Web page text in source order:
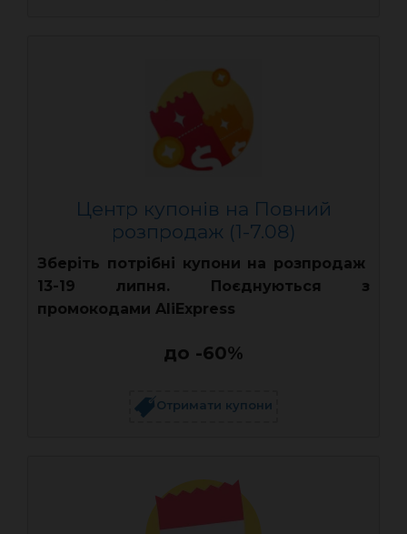
Центр купонів на Повний
розпродаж (1-7.08)
Зберіть потрібні купони на розпродаж
13-19 липня. Поєднуються з
промокодами AliExpress
до -60%
Отримати купони